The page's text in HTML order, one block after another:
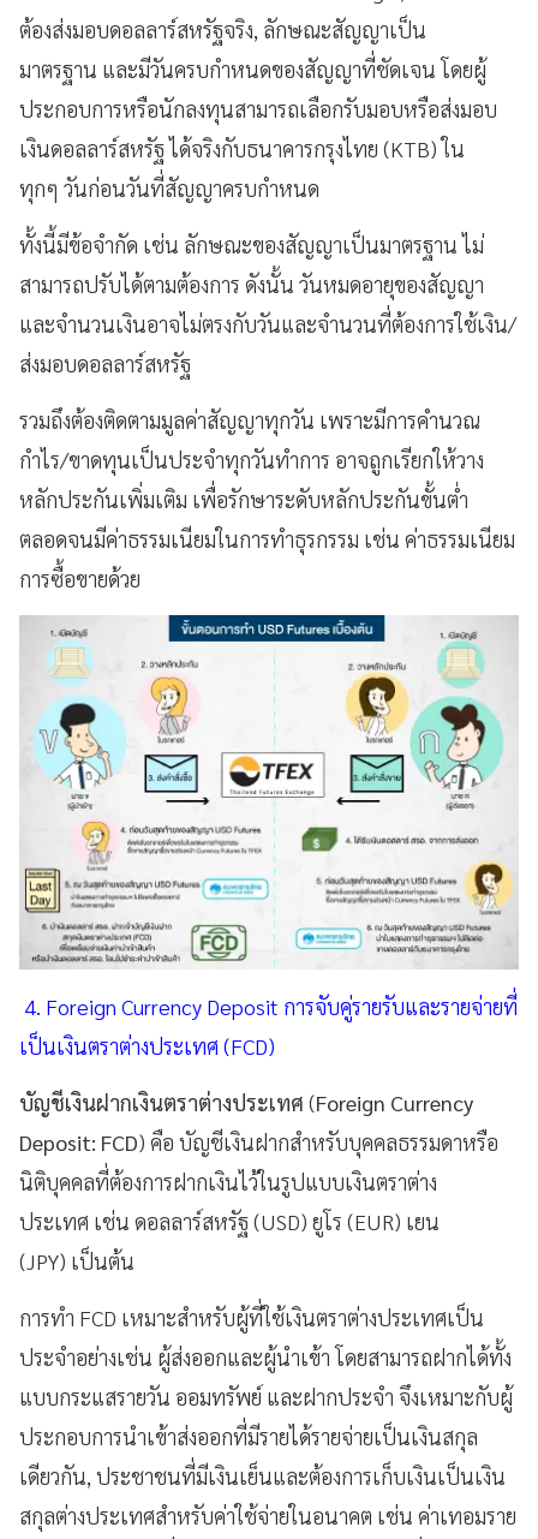
ต้องส่งมอบดอลลาร์สหรัฐจริง, ลักษณะสัญญาเป็น
มาตรฐาน และมีวันครบกำหนดของสัญญาที่ชัดเจน โดยผู้
ประกอบการหรือนักลงทุนสามารถเลือกรับมอบหรือส่งมอบ
เงินดอลลาร์สหรัฐ ได้จริงกับธนาคารกรุงไทย (KTB) ใน
ทุกๆ วันก่อนวันที่สัญญาครบกำหนด
ทั้งนี้มีข้อจำกัด เช่น ลักษณะของสัญญาเป็นมาตรฐาน ไม่
สามารถปรับได้ตามต้องการ ดังนั้น วันหมดอายุของสัญญา
และจำนวนเงินอาจไม่ตรงกับวันและจำนวนที่ต้องการใช้เงิน/
ส่งมอบดอลลาร์สหรัฐ
รวมถึงต้องติดตามมูลค่าสัญญาทุกวัน เพราะมีการคำนวณ
กำไร/ขาดทุนเป็นประจำทุกวันทำการ อาจถูกเรียกให้วาง
หลักประกันเพิ่มเติม เพื่อรักษาระดับหลักประกันขั้นต่ำ
ตลอดจนมีค่าธรรมเนียมในการทำธุรกรรม เช่น ค่าธรรมเนียม
การซื้อขายด้วย
4. Foreign Currency Deposit การจับคู่รายรับและรายจ่ายที่
เป็นเงินตราต่างประเทศ (FCD)
บัญชีเงินฝากเงินตราต่างประเทศ (Foreign Currency
Deposit: FCD) คือ บัญชีเงินฝากสำหรับบุคคลธรรมดาหรือ
นิติบุคคลที่ต้องการฝากเงินไว้ในรูปแบบเงินตราต่าง
ประเทศ เช่น ดอลลาร์สหรัฐ (USD) ยูโร (EUR) เยน
(JPY) เป็นต้น
การทำ FCD เหมาะสำหรับผู้ที่ใช้เงินตราต่างประเทศเป็น
ประจำอย่างเช่น ผู้ส่งออกและผู้นำเข้า โดยสามารถฝากได้ทั้ง
แบบกระแสรายวัน ออมทรัพย์ และฝากประจำ จึงเหมาะกับผู้
ประกอบการนำเข้าส่งออกที่มีรายได้รายจ่ายเป็นเงินสกุล
เดียวกัน, ประชาชนที่มีเงินเย็นและต้องการเก็บเงินเป็นเงิน
สกุลต่างประเทศสำหรับค่าใช้จ่ายในอนาคต เช่น ค่าเทอมราย